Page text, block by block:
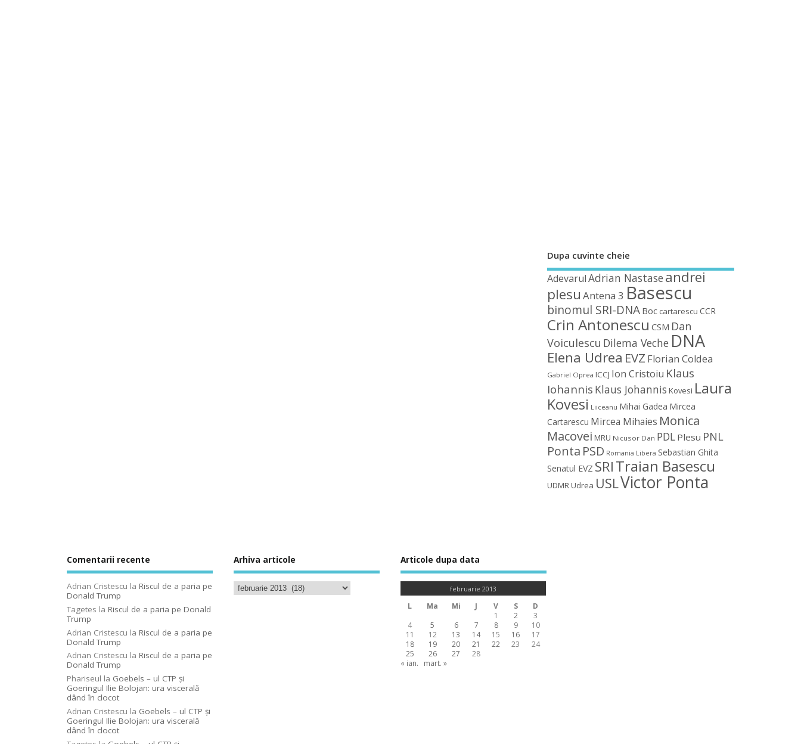
Dupa cuvinte cheie
Adevarul Adrian Nastaseandrei
plesu Antena 3 Basescu
binomul SRI-DNA Boc cartarescu CCR
Crin Antonescu CSM Dan
Voiculescu Dilema Veche DNA
Elena Udrea EVZ Florian Coldea
Gabriel Oprea ICCJ Ion Cristoiu Klaus
Iohannis Klaus Johannis Kovesi Laura
Kovesi Liiceanu Mihai Gadea Mircea
Cartarescu Mircea Mihaies Monica
Macovei MRU Nicusor Dan PDL Plesu PNL
Ponta PSD Romania Libera Sebastian Ghita
Senatul EVZ SRITraian Basescu
UDMRUdrea USLVictor Ponta
Comentarii recente
Adrian Cristescu la Riscul de a paria pe
Donald Trump
Tagetes la Riscul de a paria pe Donald
Trump
Adrian Cristescu la Riscul de a paria pe
Donald Trump
Adrian Cristescu la Riscul de a paria pe
Donald Trump
Phariseul la Goebels – ul CTP şi
Goeringul Ilie Bolojan: ura viscerală
dând în clocot
Adrian Cristescu la Goebels – ul CTP şi
Goeringul Ilie Bolojan: ura viscerală
dând în clocot
Arhiva articole Articole dupa data
februarie 2013
L Ma Mi J V S
D
1
2
3
4
5 6 7 8 9
10
11
12 13 14 15 16
17
18
19 20 21 22 23
24
25
26 27
28
« ian.
mart. »